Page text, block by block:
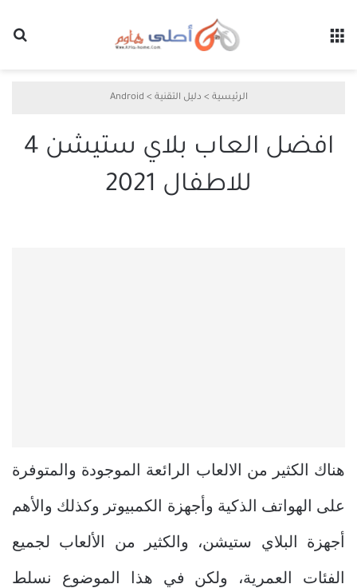
الرئيسية > دليل التقنية >
Android
افضل العاب بلاي ستيشن 4
للاطفال 2021
هناك الكثير من الالعاب الرائعة الموجودة والمتوفرة
على الهواتف الذكية وأجهزة الكمبيوتر وكذلك والأهم
أجهزة البلاي ستيشن، والكثير من الألعاب لجميع
الفئات العمرية، ولكن في هذا الموضوع نسلط